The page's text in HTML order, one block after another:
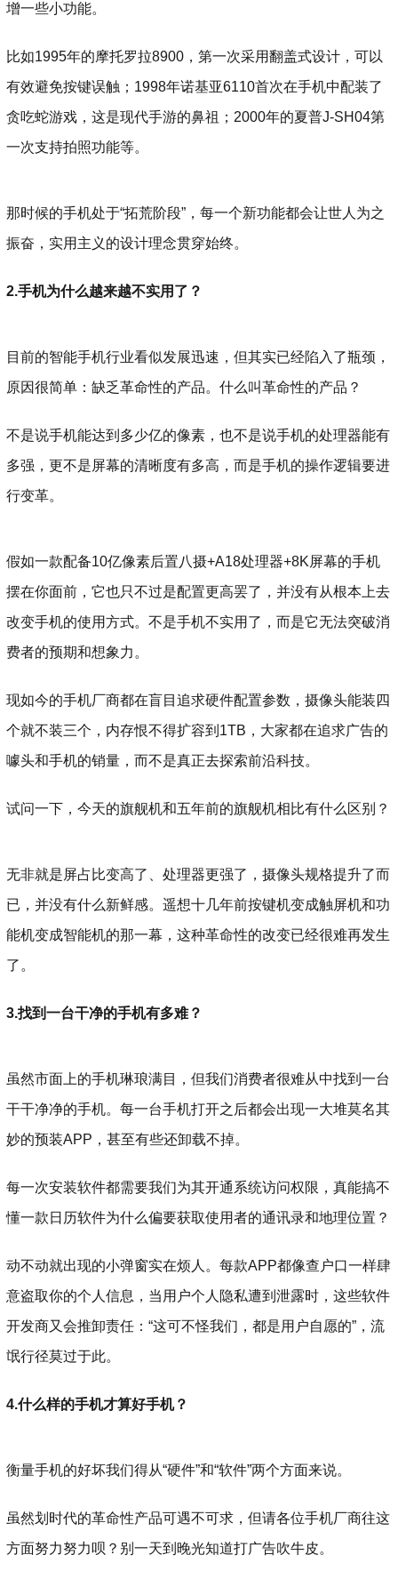
增一些小功能。
比如1995年的摩托罗拉8900，第一次采用翻盖式设计，可以
有效避免按键误触；1998年诺基亚6110首次在手机中配装了
贪吃蛇游戏，这是现代手游的鼻祖；2000年的夏普J-SH04第
一次支持拍照功能等。
那时候的手机处于“拓荒阶段”，每一个新功能都会让世人为之
振奋，实用主义的设计理念贯穿始终。
2.手机为什么越来越不实用了？
目前的智能手机行业看似发展迅速，但其实已经陷入了瓶颈，
原因很简单：缺乏革命性的产品。什么叫革命性的产品？
不是说手机能达到多少亿的像素，也不是说手机的处理器能有
多强，更不是屏幕的清晰度有多高，而是手机的操作逻辑要进
行变革。
假如一款配备10亿像素后置八摄+A18处理器+8K屏幕的手机
摆在你面前，它也只不过是配置更高罢了，并没有从根本上去
改变手机的使用方式。不是手机不实用了，而是它无法突破消
费者的预期和想象力。
现如今的手机厂商都在盲目追求硬件配置参数，摄像头能装四
个就不装三个，内存恨不得扩容到1TB，大家都在追求广告的
噱头和手机的销量，而不是真正去探索前沿科技。
试问一下，今天的旗舰机和五年前的旗舰机相比有什么区别？
无非就是屏占比变高了、处理器更强了，摄像头规格提升了而
已，并没有什么新鲜感。遥想十几年前按键机变成触屏机和功
能机变成智能机的那一幕，这种革命性的改变已经很难再发生
了。
3.找到一台干净的手机有多难？
虽然市面上的手机琳琅满目，但我们消费者很难从中找到一台
干干净净的手机。每一台手机打开之后都会出现一大堆莫名其
妙的预装APP，甚至有些还卸载不掉。
每一次安装软件都需要我们为其开通系统访问权限，真能搞不
懂一款日历软件为什么偏要获取使用者的通讯录和地理位置？
动不动就出现的小弹窗实在烦人。每款APP都像查户口一样肆
意盗取你的个人信息，当用户个人隐私遭到泄露时，这些软件
开发商又会推卸责任：“这可不怪我们，都是用户自愿的”，流
氓行径莫过于此。
4.什么样的手机才算好手机？
衡量手机的好坏我们得从“硬件”和“软件”两个方面来说。
虽然划时代的革命性产品可遇不可求，但请各位手机厂商往这
方面努力努力呗？别一天到晚光知道打广告吹牛皮。